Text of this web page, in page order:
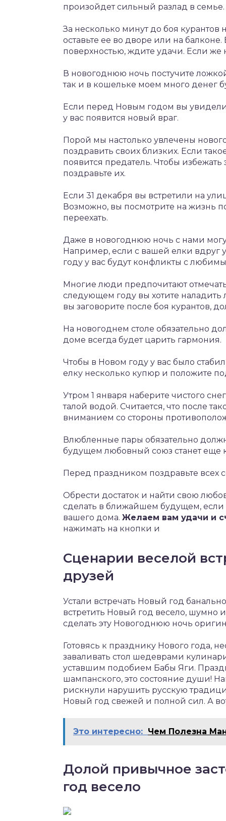
произойдет сильный разлад в семье.
За несколько минут до боя курантов
оставьте ее во дворе или на
поверхностью, ждите удачи. Если
В новогоднюю ночь постучите
так и в кошельке моем много денег
Если перед Новым годом вы
у вас появится новый враг.
Порой мы настолько увлечены
поздравить своих близких. Если
появится предатель. Чтобы
поздравьте их.
Если 31 декабря вы встретили на
Возможно, вы посмотрите на жизнь
переехать.
Даже в новогоднюю ночь с нами
Например, если с вашей елки вдруг
году у вас будут конфликты с
Многие люди предпочитают
следующем году вы хотите
вы заговорите после боя курантов,
На новогоднем столе обязательно
доме всегда будет царить гармония.
Чтобы в Новом году у вас было
елку несколько купюр и положите
Утром 1 января наберите чистого
талой водой. Считается, что после
вниманием со стороны
Влюбленные пары обязательно
будущем любовный союз станет еще
Перед праздником поздравьте всех
Обрести достаток и найти свою
сделать в ближайшем будущем, если
вашего дома. Желаем вам удачи и
нажимать на кнопки и
Сценарии веселой
друзей
Устали встречать Новый год
встретить Новый год весело, шумно
сделать эту Новогоднюю ночь
Готовясь к празднику Нового года,
заваливать стол шедеврами
уставшим подобием Бабы Яги.
шампанского, это состояние души!
рискнули нарушить русскую
Новый год свежей и полной сил. А
Это интересно: Чем Полезна
Долой привычное
год весело